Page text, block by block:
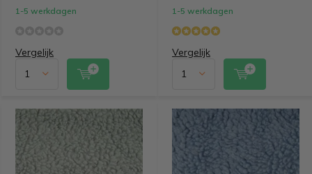
1-5 werkdagen
Vergelijk
1-5 werkdagen
Vergelijk